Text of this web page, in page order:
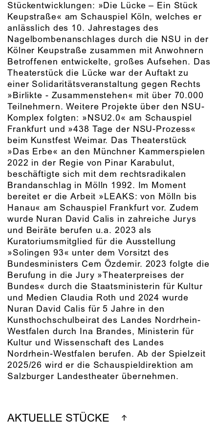
Stückentwicklungen: »Die Lücke – Ein Stück
Keupstraße« am Schauspiel Köln, welches er
anlässlich des 10. Jahrestages des
Nagelbombenanschlages durch die NSU in der
Kölner Keupstraße zusammen mit Anwohnern
Betroffenen entwickelte, großes Aufsehen. Das
Theaterstück die Lücke war der Auftakt zu
einer Solidaritätsveranstaltung gegen Rechts
»Birlikte - Zusammenstehen« mit über 70.000
Teilnehmern. Weitere Projekte über den NSU-
Komplex folgten: »NSU2.0« am Schauspiel
Frankfurt und »438 Tage der NSU-Prozess«
beim Kunstfest Weimar. Das Theaterstück
»Das Erbe« an den Münchner Kammerspielen
2022 in der Regie von Pinar Karabulut,
beschäftigte sich mit dem rechtsradikalen
Brandanschlag in Mölln 1992. Im Moment
bereitet er die Arbeit »LEAKS: von Mölln bis
Hanau« am Schauspiel Frankfurt vor. Zudem
wurde Nuran David Calis in zahreiche Jurys
und Beiräte berufen u.a. 2023 als
Kuratoriumsmitglied für die Ausstellung
»Solingen 93« unter dem Vorsitzt des
Bundesministers Cem Özdemir. 2023 folgte die
Berufung in die Jury »Theaterpreises der
Bundes« durch die Staatsministerin für Kultur
und Medien Claudia Roth und 2024 wurde
Nuran David Calis für 5 Jahre in den
Kunsthochschulbeirat des Landes Nordrhein-
Westfalen durch Ina Brandes, Ministerin für
Kultur und Wissenschaft des Landes
Nordrhein-Westfalen berufen. Ab der Spielzeit
2025/26 wird er die Schauspieldirektion am
Salzburger Landestheater übernehmen.
AKTUELLE STÜCKE